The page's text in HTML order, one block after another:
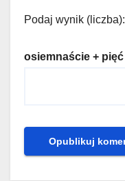
Podaj wynik (liczba):
osiemnaście + pięć